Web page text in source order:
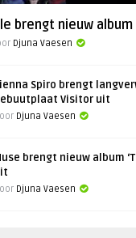
brengt nieuw album
Djuna Vaesen
Spiro brengt
Visitor uit
Djuna Vaesen
brengt nieuw album
Djuna Vaesen